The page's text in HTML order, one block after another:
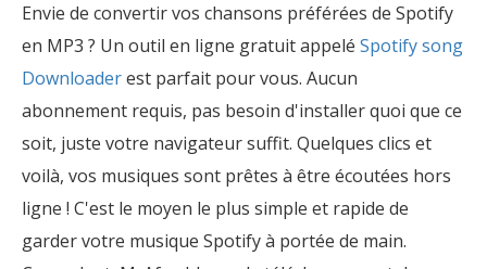
Envie de convertir vos chansons préférées de Spotify
en MP3 ? Un outil en ligne gratuit appelé Spotify song
Downloaderest parfait pour vous. Aucun
abonnement requis, pas besoin d'installer quoi que ce
soit, juste votre navigateur suffit. Quelques clics et
voilà, vos musiques sont prêtes à être écoutées hors
ligne ! C'est le moyen le plus simple et rapide de
garder votre musique Spotify à portée de main.